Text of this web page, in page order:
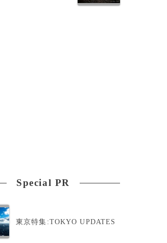
Special PR
東京特集:TOKYO UPDATES